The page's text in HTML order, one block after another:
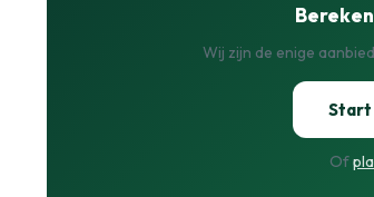
Wij zijn de enige
Start
Of